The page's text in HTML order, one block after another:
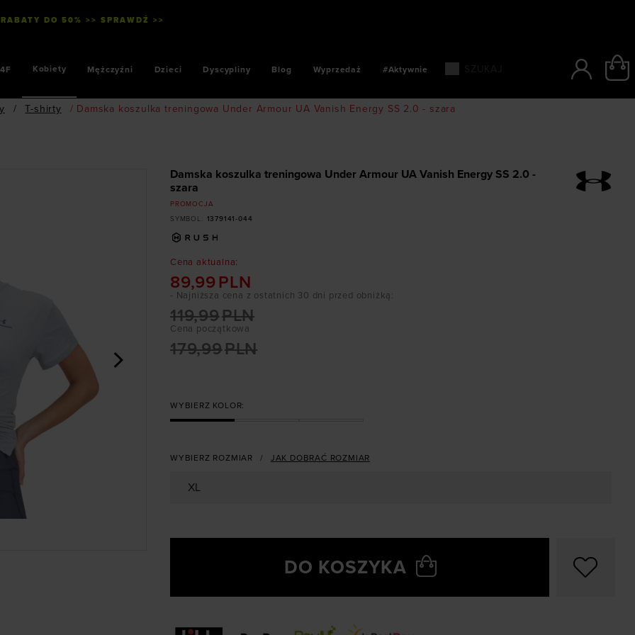
DO 50% >> SPRAWDŹ >>
4F Kobiety Mężczyźni Dzieci Dyscypliny Blog Wyprzedaż #Aktywnie
/ T-shirty / Damska koszulka treningowa Under Armour UA Vanish Energy SS 2.0 - szara
Damska koszulka treningowa Under Armour UA Vanish Energy SS 2.0 -
szara
PROMOCJA
SYMBOL
1379141-044
Cena aktualna:
89,99 PLN
Cena początkowa
179,99PLN
119,99PLN
- Najniższa cena z ostatnich 30 dni przed obniżką:
WYBIERZ KOLOR:
WYBIERZ ROZMIAR JAK DOBRAĆ ROZMIAR
XL
DO KOSZYKA